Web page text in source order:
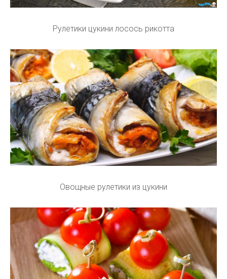
Рулетики цукини лосось рикотта
Овощные рулетики из цукини